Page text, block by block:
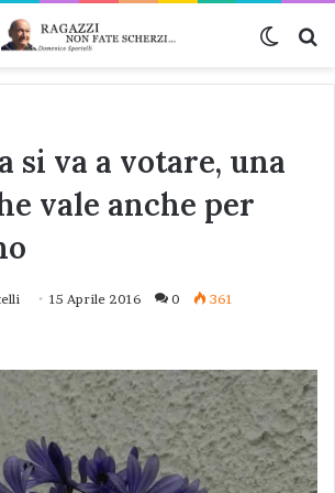
si va a votare, una
vale anche per
15 Aprile 2016 0 361